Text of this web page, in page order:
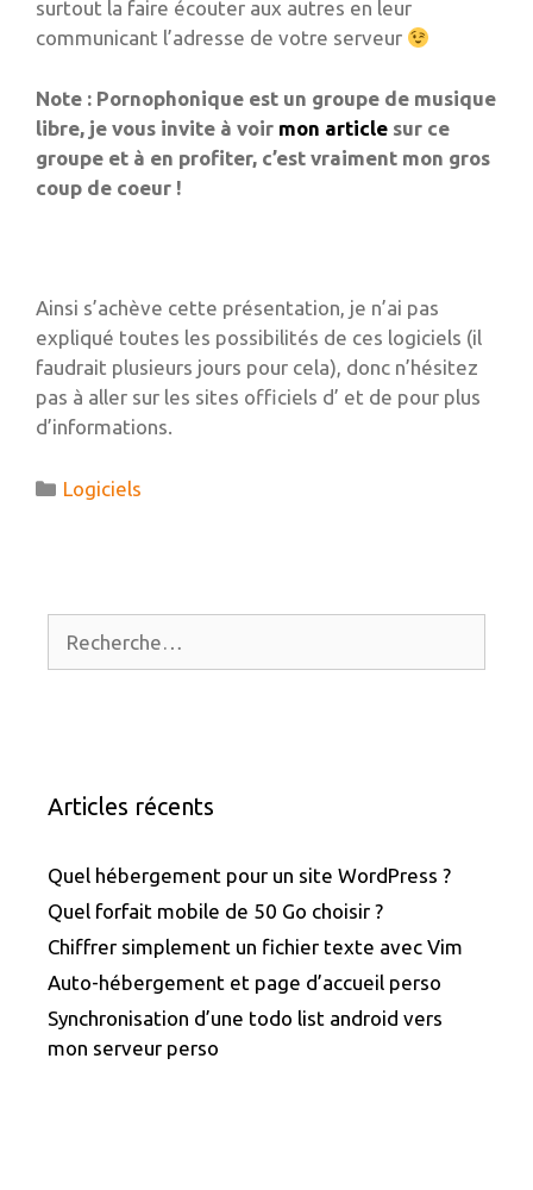
surtout la faire écouter aux autres en leur
communicant l’adresse de votre serveur
Note : Pornophonique est un groupe de musique
libre, je vous invite à voir mon article sur ce
groupe et à en profiter, c’est vraiment mon gros
coup de coeur !
Ainsi s’achève cette présentation, je n’ai pas
expliqué toutes les possibilités de ces logiciels (il
faudrait plusieurs jours pour cela), donc n’hésitez
pas à aller sur les sites officiels d’ et de pour plus
d’informations.
Catégories
Logiciels
Articles récents
Quel hébergement pour un site WordPress ?
Quel forfait mobile de 50 Go choisir ?
Chiffrer simplement un fichier texte avec Vim
Auto-hébergement et page d’accueil perso
Synchronisation d’une todo list android vers
mon serveur perso